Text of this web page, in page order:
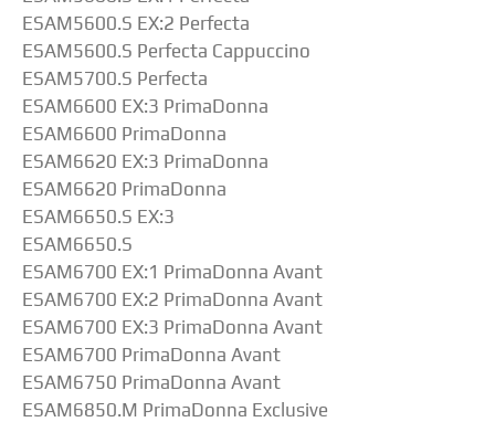
ESAM5600.S EX:2 Perfecta
ESAM5600.S Perfecta Cappuccino
ESAM5700.S Perfecta
ESAM6600 EX:3 PrimaDonna
ESAM6600 PrimaDonna
ESAM6620 EX:3 PrimaDonna
ESAM6620 PrimaDonna
ESAM6650.S EX:3
ESAM6650.S
ESAM6700 EX:1 PrimaDonna Avant
ESAM6700 EX:2 PrimaDonna Avant
ESAM6700 EX:3 PrimaDonna Avant
ESAM6700 PrimaDonna Avant
ESAM6750 PrimaDonna Avant
ESAM6850.M PrimaDonna Exclusive